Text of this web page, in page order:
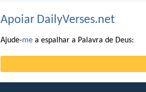
Apoiar DailyVerses.net
Ajude-me a espalhar a Palavra de Deus: